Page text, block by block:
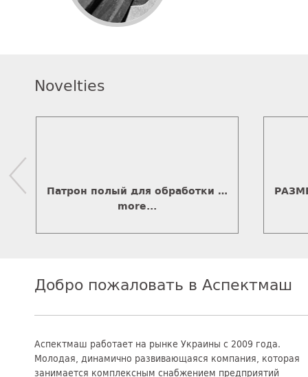
Novelties
Патрон полый для обработки труб со встроенным пневмоприводом модели ППТ-410.140.J11
more...
Добро пожаловать в Аспектмаш
Аспектмаш работает на рынке Украины с 2009 года.
Молодая, динамично развивающаяся компания, которая
занимается комплексным снабжением предприятий